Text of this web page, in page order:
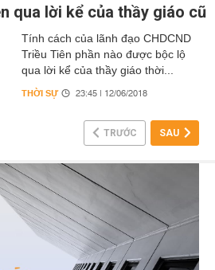
qua lời kể của thầy giáo cũ
Tính cách của lãnh đạo CHDCND
Triều Tiên phần nào được bộc lộ
qua lời kể của thầy giáo thời...
THỜI SỰ 23:45 | 12/06/2018
TRƯỚC SAU